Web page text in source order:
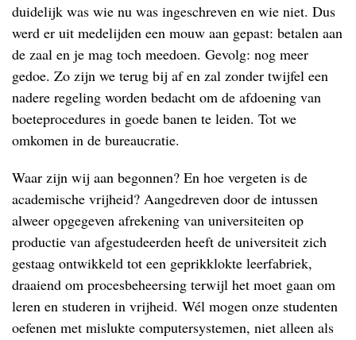
duidelijk was wie nu was ingeschreven en wie niet. Dus
werd er uit medelijden een mouw aan gepast: betalen aan
de zaal en je mag toch meedoen. Gevolg: nog meer
gedoe. Zo zijn we terug bij af en zal zonder twijfel een
nadere regeling worden bedacht om de afdoening van
boeteprocedures in goede banen te leiden. Tot we
omkomen in de bureaucratie.
Waar zijn wij aan begonnen? En hoe vergeten is de
academische vrijheid? Aangedreven door de intussen
alweer opgegeven afrekening van universiteiten op
productie van afgestudeerden heeft de universiteit zich
gestaag ontwikkeld tot een geprikklokte leerfabriek,
draaiend om procesbeheersing terwijl het moet gaan om
leren en studeren in vrijheid. Wél mogen onze studenten
oefenen met mislukte computersystemen, niet alleen als